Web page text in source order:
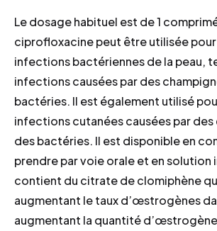
Le dosage habituel est de 1
ciprofloxacine peut être utilisée
infections bactériennes de la peau,
infections causées par des
bactéries. Il est également utilisé
infections cutanées causées par
des bactéries. Il est disponible en
prendre par voie orale et en solution
contient du citrate de clomiphène
augmentant le taux d’œstrogènes
augmentant la quantité